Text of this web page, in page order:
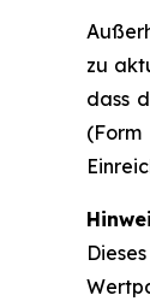
zu
dass